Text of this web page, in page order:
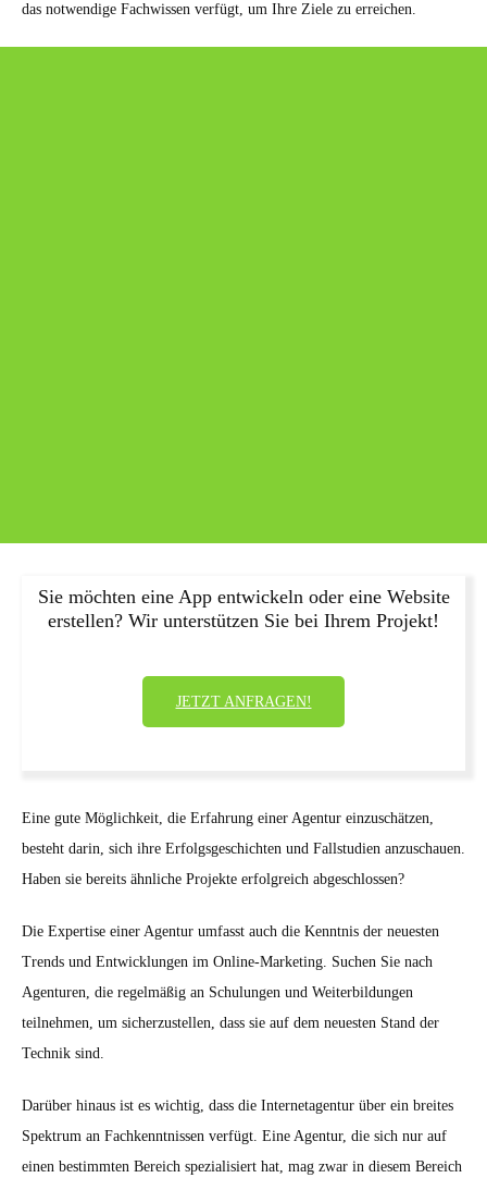
das notwendige Fachwissen verfügt, um Ihre Ziele zu erreichen.
Sie möchten eine App entwickeln oder eine Website
erstellen? Wir unterstützen Sie bei Ihrem Projekt!
JETZT ANFRAGEN!
Eine gute Möglichkeit, die Erfahrung einer Agentur einzuschätzen,
besteht darin, sich ihre Erfolgsgeschichten und Fallstudien anzuschauen.
Haben sie bereits ähnliche Projekte erfolgreich abgeschlossen?
Die Expertise einer Agentur umfasst auch die Kenntnis der neuesten
Trends und Entwicklungen im Online-Marketing. Suchen Sie nach
Agenturen, die regelmäßig an Schulungen und Weiterbildungen
teilnehmen, um sicherzustellen, dass sie auf dem neuesten Stand der
Technik sind.
Darüber hinaus ist es wichtig, dass die Internetagentur über ein breites
Spektrum an Fachkenntnissen verfügt. Eine Agentur, die sich nur auf
einen bestimmten Bereich spezialisiert hat, mag zwar in diesem Bereich